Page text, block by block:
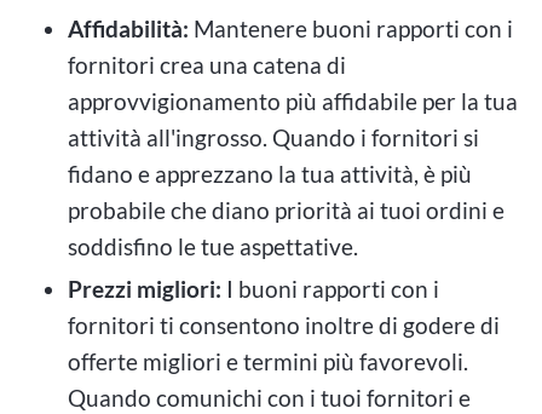
Affidabilità: Mantenere buoni rapporti con i
fornitori crea una catena di
approvvigionamento più affidabile per la tua
attività all'ingrosso. Quando i fornitori si
fidano e apprezzano la tua attività, è più
probabile che diano priorità ai tuoi ordini e
soddisfino le tue aspettative.
Prezzi migliori: I buoni rapporti con i
fornitori ti consentono inoltre di godere di
offerte migliori e termini più favorevoli.
Quando comunichi con i tuoi fornitori e